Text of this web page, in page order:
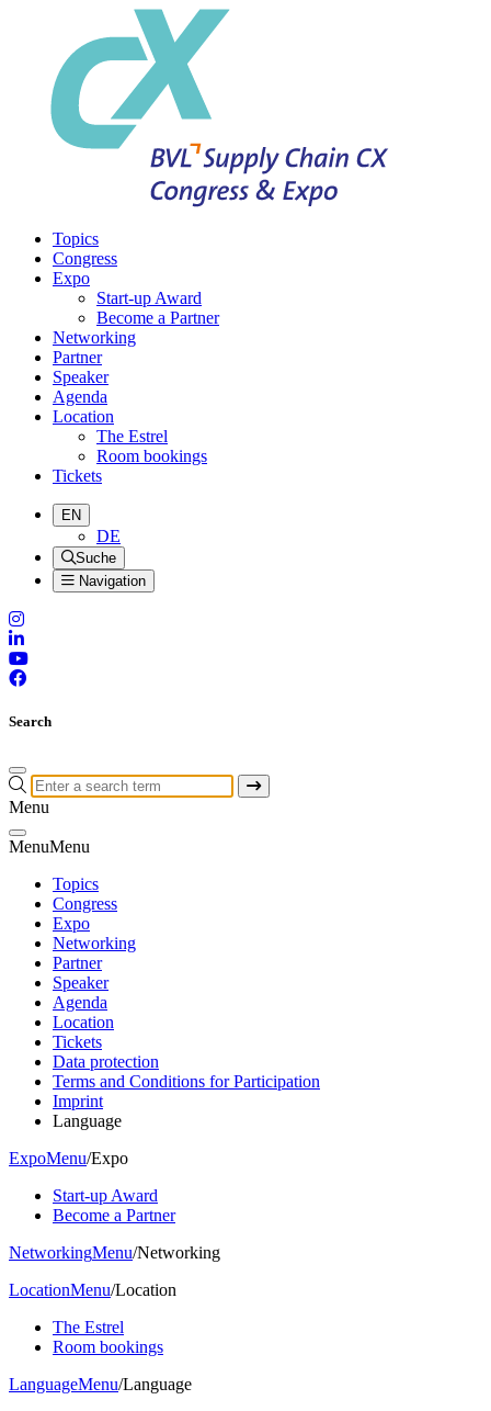
Topics
Congress
Expo
Start-up Award
Become a Partner
Networking
Partner
Speaker
Agenda
Location
The Estrel
Room bookings
Tickets
EN
DE
Suche
Navigation
Search
Menu
MenuMenu
Topics
Congress
Expo
Networking
Partner
Speaker
Agenda
Location
Tickets
Data protection
Terms and Conditions for Participation
Imprint
Language
ExpoMenu/Expo
Start-up Award
Become a Partner
NetworkingMenu/Networking
LocationMenu/Location
The Estrel
Room bookings
LanguageMenu/Language